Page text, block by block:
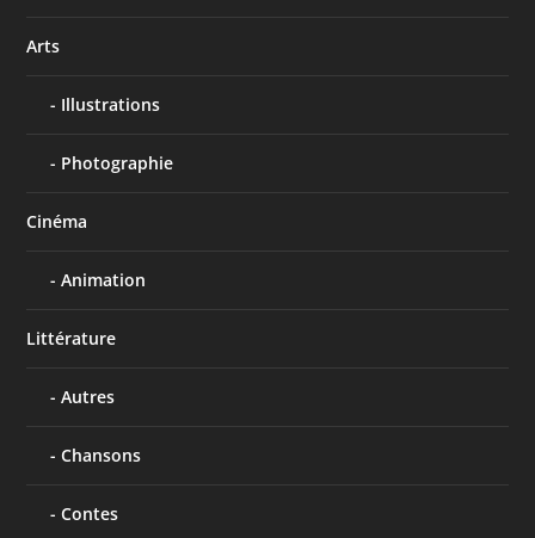
Arts
Illustrations
Photographie
Cinéma
Animation
Littérature
Autres
Chansons
Contes